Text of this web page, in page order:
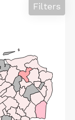
Filters